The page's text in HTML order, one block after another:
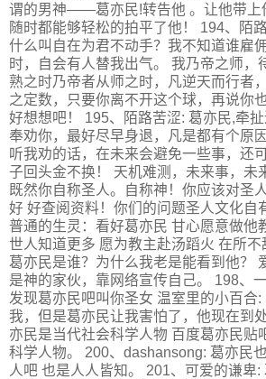
谓的男神——葛亦民!转告他 。让他带上
随时都能够轻松的拍平了他！ 194、陌
什么叫自在为君不动手？我不知道谁雇
时，自会有人替我出气。 我乃帝之师，
熟之时乃帝者从师之时，凡逆天而行者
之定数，只要你离不开这个球，再说你
好想想吧！ 195、陌路苦涩: 葛亦民,牵
奉劝你，最好尽早身退，凡是都有个原
听我劝的话，在未来会避免一些事，还
子回头金不换！ 天机难测，未来事，未
既然你自称圣人。自称神！你应该对圣
好 好查阅资料！你们的问题圣人文化自
普通的生灵：看好葛亦民 甘心愿意做他
世人知道更多 愿为教主赴汤蹈火 在所不
葛亦民是谁？为什么我老是能看到他？
是神的家伙，靠网络宣传自己。 198、
发现葛亦民吧叫你圣女 温室里的小百合:
我，但是葛亦民让我害怕了，他现在到
亦民是当代社会科学人物 百度葛亦民贴
科学人物。 200、dashansong: 葛亦民
人吧 也是人人皆知。 201、可爱的谦卑: